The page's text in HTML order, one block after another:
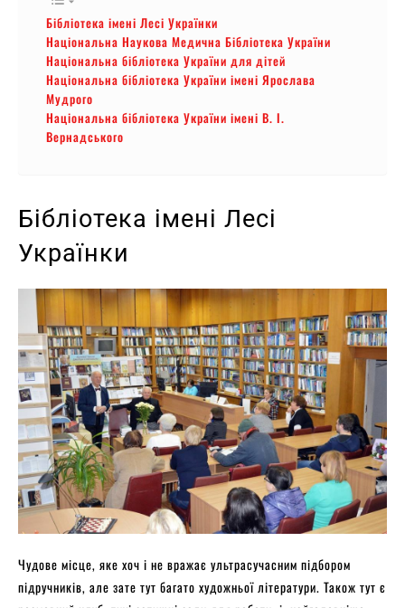
Бібліотека імені Лесі Українки
Національна Наукова Медична Бібліотека України
Національна бібліотека України для дітей
Національна бібліотека України імені Ярослава
Мудрого
Національна бібліотека України імені В. І.
Вернадського
Бібліотека імені Лесі
Українки
Чудове місце, яке хоч і не вражає ультрасучасним підбором
підручників, але зате тут багато художньої літератури. Також тут є